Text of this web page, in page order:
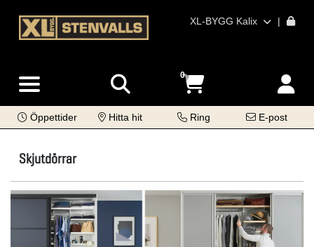
XL-BYGG Kalix |
0
Öppettider Hitta hit Ring E-post
Skjutdörrar